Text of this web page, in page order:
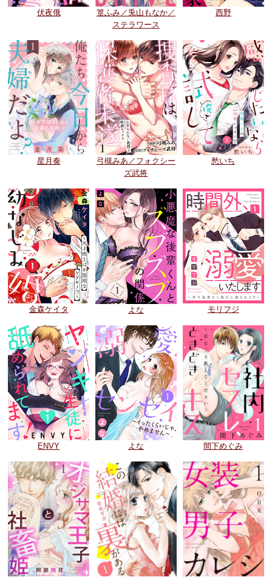
伏夜俄
篁ふみ／兎山もなか／
ステラワース
西野
星月奏
弓槻みあ／フォクシー
ズ武将
愁いち
金森ケイタ よな モリフジ
ENVY よな 間下めぐみ